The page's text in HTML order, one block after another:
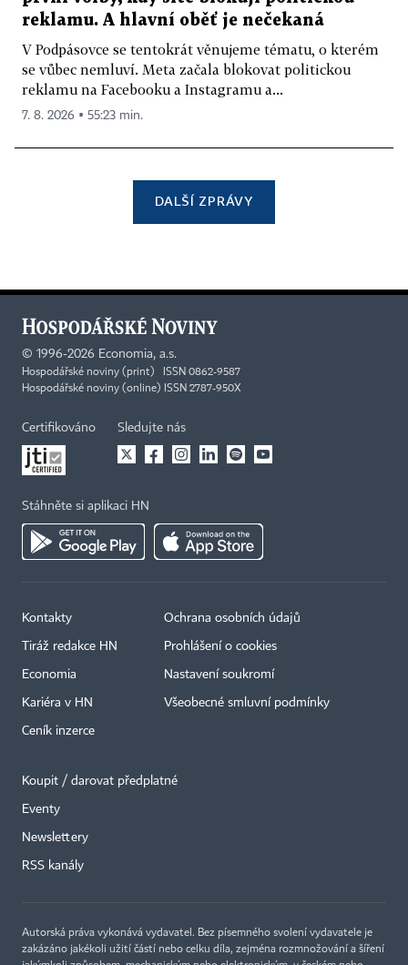
reklamu. A hlavní oběť je nečekaná
V Podpásovce se tentokrát věnujeme tématu, o kterém
se vůbec nemluví. Meta začala blokovat politickou
reklamu na Facebooku a Instagramu a...
7. 8. 2026 ▪ 55:23 min.
DALŠÍ ZPRÁVY
© 1996-2026 Economia, a.s.
Hospodářské noviny (print) ISSN 0862-9587
Hospodářské noviny (online) ISSN 2787-950X
Certifikováno Sledujte nás
Stáhněte si aplikaci HN
Kontakty
Tiráž redakce HN
Economia
Kariéra v HN
Ceník inzerce
Ochrana osobních údajů
Prohlášení o cookies
Nastavení soukromí
Všeobecné smluvní podmínky
Koupit / darovat předplatné
Eventy
Newslettery
RSS kanály
Autorská práva vykonává vydavatel. Bez písemného svolení vydavatele je
zakázáno jakékoli užití částí nebo celku díla, zejména rozmnožování a šíření